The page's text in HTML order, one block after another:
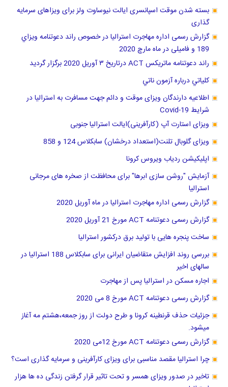
بسته شدن موقت اسپانسری ایالت نیوساوت ولز برای ویزاهای سرمایه
گذاری
گزارش رسمی اداره مهاجرت استرالیا در خصوص راند دعوتنامه ويزاي
189 و فامیلی در ماه مارچ 2020
راند دعوتنامه ماتریکس ACT درتاریخ ٣ آوریل 2020 برگزار گرديد
كلياتي درباره آزمون ناتي
اطلاعیه دارندگان ویزای موقت و دائم جهت مسافرت به استرالیا در
شرایط Covid-19
ویزای استارت آپ (کارآفرینی)ایالت استرالیا جنوبی
ویزای گلوبال تلنت(استعداد درخشان) سابکلاس 124 و 858
اپلیکیشن ردیاب ویروس کرونا
آزمایش "روشن سازی ابرها" برای محافظت از صخره های مرجانی
استرالیا
گزارش رسمی اداره مهاجرت استرالیا در ماه آوریل 2020
گزارش رسمی دعوتنامه ACT مورخ 21 آوریل 2020
ساخت پنجره هایی با تولید برق درکشور استرالیا
بررسی روند افزایش متقاضیان ایرانی برای سابکلاس 188 استرالیا در
سالهای اخیر
اجاره مسکن در استرالیا پس از مهاجرت
گزارش رسمی دعوتنامه ACT مورخ 8 می 2020
جزئیات حذف قرنطینه کرونا و طرح دولت از روز جمعه،هشتم مه آغاز
میشود.
گزارش رسمی دعوتنامه ACT مورخ 12می 2020
چرا استرالیا مقصد مناسبی برای ویزای کارآفرینی و سرمایه گذاری است؟
تاخیر در صدور ویزای همسر و تحت تاثیر قرار گرفتن زندگی ده ها هزار